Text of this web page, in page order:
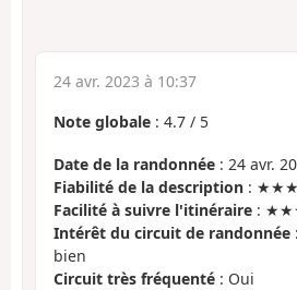
24 avr. 2023 à 10:37
Note globale : 4.7 / 5
Date de la randonnée : 24 avr.
Fiabilité de la description :
Facilité à suivre l'itinéraire :
Intérêt du circuit de randonnée
bien
Circuit très fréquenté : Oui